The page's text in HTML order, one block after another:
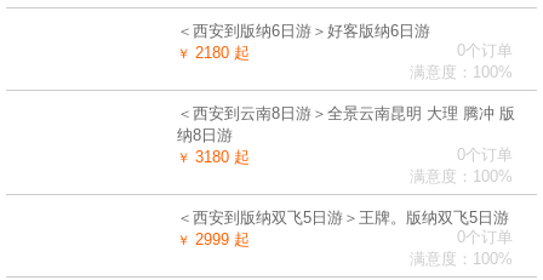
＜西安到版纳6日游＞好客版纳6日游
￥ 2180 起
0个订单
满意度：100%
＜西安到云南8日游＞全景云南昆明 大理 腾冲 版
纳8日游
￥ 3180 起
0个订单
满意度：100%
＜西安到版纳双飞5日游＞王牌。版纳双飞5日游
￥ 2999 起
0个订单
满意度：100%